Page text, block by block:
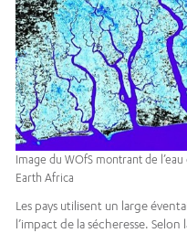
Image du WOfS montrant de
Earth Africa
Les pays utilisent un large
l’impact de la sécheresse. Selon